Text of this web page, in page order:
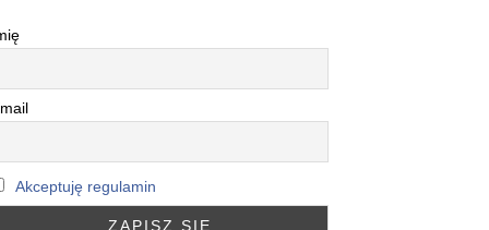
Akceptuję regulamin